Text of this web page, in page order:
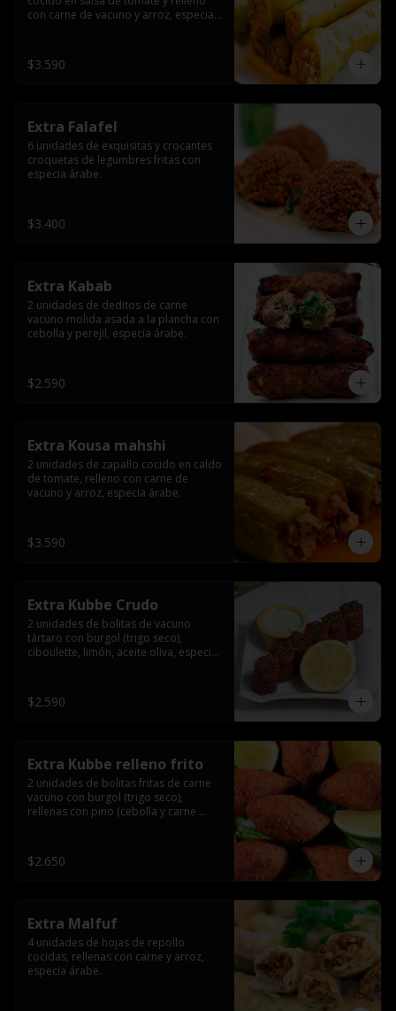
con carne de vacuno y arroz, especia
$3.590
Extra Falafel
6 unidades de exquisitas y crocantes
croquetas de legumbres fritas con
especia árabe.
$3.400
Extra Kabab
2 unidades de deditos de carne
vacuno molida asada a la plancha con
cebolla y perejil, especia árabe.
$2.590
Extra Kousa mahshi
2 unidades de zapallo cocido en caldo
de tomate, relleno con carne de
vacuno y arroz, especia árabe.
$3.590
Extra Kubbe Crudo
2 unidades de bolitas de vacuno
tártaro con burgol (trigo seco),
ciboulette, limón, aceite oliva, especia
$2.590
Extra Kubbe relleno frito
2 unidades de bolitas fritas de carne
vacuno con burgol (trigo seco),
rellenas con pino (cebolla y carne
$2.650
Extra Malfuf
4 unidades de hojas de repollo
cocidas, rellenas con carne y arroz,
especia árabe.